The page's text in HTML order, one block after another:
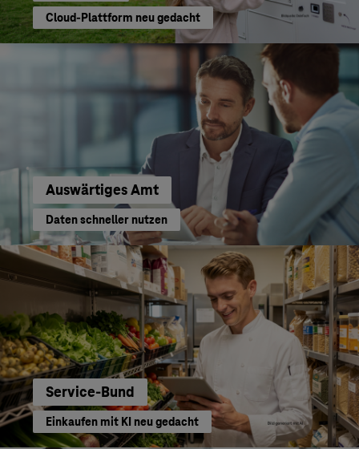
Cloud-Plattform neu gedacht
Auswärtiges Amt
Daten schneller nutzen
Service-Bund
Einkaufen mit KI neu gedacht